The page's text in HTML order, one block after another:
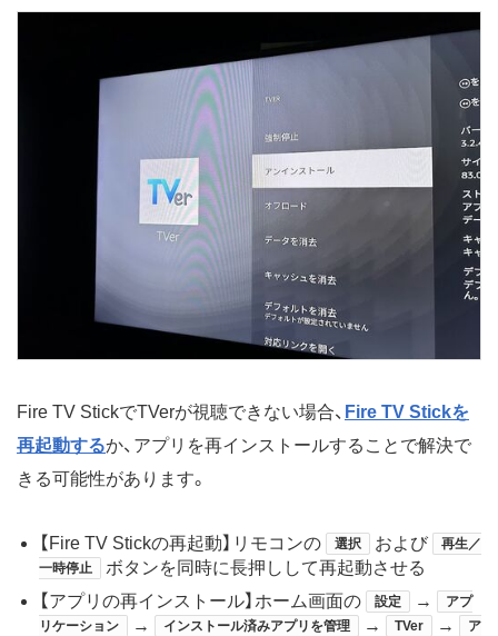
Fire TV StickでTVerが視聴できない場合、 Fire TV Stickを
再起動するか、アプリを再インストールすることで解決で
きる可能性があります。
【Fire TV Stickの再起動】リモコンの 選択 および
再生／
一時停止
ボタンを同時に長押しして再起動させる
【アプリの再インストール】ホーム画面の
設定 →
アプ
リケーション
→ インストール済みアプリを管理 → TVer →
ア